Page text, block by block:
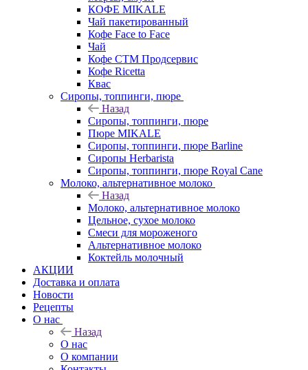
КОФЕ MIKALE
Чай пакетированный
Кофе Face to Face
Чай
Кофе СТМ Продсервис
Кофе Ricetta
Квас
Сиропы, топпинги, пюре
Назад
Сиропы, топпинги, пюре
Пюре MIKALE
Сиропы, топпинги, пюре Barline
Сиропы Herbarista
Сиропы, топпинги, пюре Royal Cane
Молоко, альтернативное молоко
Назад
Молоко, альтернативное молоко
Цельное, сухое молоко
Смеси для мороженого
Альтернативное молоко
Коктейль молочный
АКЦИИ
Доставка и оплата
Новости
Рецепты
О нас
Назад
О нас
О компании